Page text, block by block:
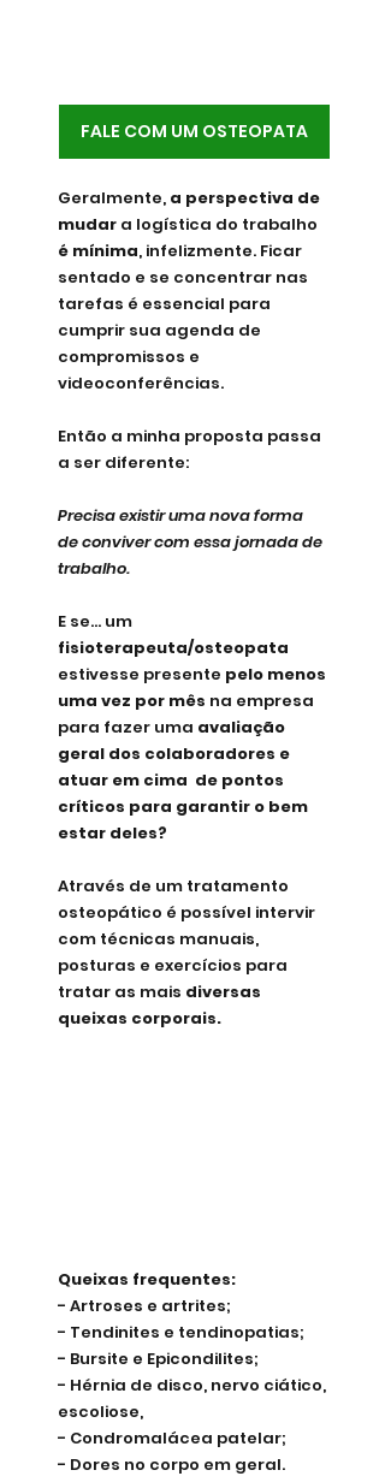
FALE COM UM OSTEOPATA
Geralmente, a perspectiva de
mudar a logística do trabalho
é mínima, infelizmente. Ficar
sentado e se concentrar nas
tarefas é essencial para
cumprir sua agenda de
compromissos e
videoconferências.
Então a minha proposta passa
a ser diferente:
Precisa existir uma nova forma
de conviver com essa jornada de
trabalho.
E se... um
fisioterapeuta/osteopata
estivesse presente pelo menos
uma vez por mês na empresa
para fazer uma avaliação
geral dos colaboradores e
atuar em cima  de pontos
críticos para garantir o bem
estar deles?
Através de um tratamento
osteopático é possível intervir
com técnicas manuais,
posturas e exercícios para
tratar as mais diversas
queixas corporais.
Queixas frequentes:
- Artroses e artrites;
- Tendinites e tendinopatias;
- Bursite e Epicondilites;
- Hérnia de disco, nervo ciático,
escoliose,
- Condromalácea patelar;
- Dores no corpo em geral.